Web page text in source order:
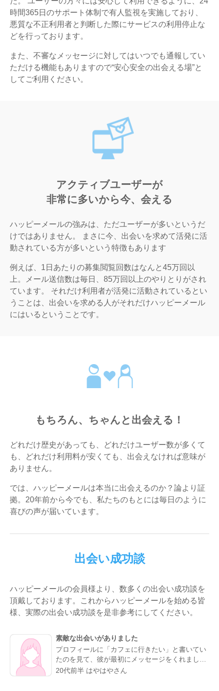
時間365日のサポート体制で有人監視を実施しており、
悪質な不正利用者と判断した際にサービスの利用停止な
どを行っております。
また、不審なメッセージに対してはいつでも通報してい
ただける機能もありますので“安心安全の出会える場”と
してご利用ください。
アクティブユーザーが
非常に多いから今、会える
ハッピーメールの強みは、ただユーザーが多いというだ
けではありません。 まさに今、出会いを求めて活発に活
動されている方が多いという特徴もあります
例えば、1日あたりの募集閲覧回数はなんと45万回以
上。メール送信数は毎日、85万回以上のやりとりがされ
ています。 それだけ利用者が活発に活動されているとい
うことは、出会いを求める人がそれだけハッピーメール
にはいるということです。
もちろん、ちゃんと出会える！
どれだけ歴史があっても、どれだけユーザー数が多くて
も、どれだけ利用料が安くても、出会えなければ意味が
ありません。
では、ハッピーメールは本当に出会えるのか？論より証
拠。20年前から今でも、私たちのもとには毎日のように
喜びの声が届いています。
出会い成功談
ハッピーメールの会員様より、数多くの出会い成功談を
頂戴しております。これからハッピーメールを始める皆
様、実際の出会い成功談を是非参考にしてください。
素敵な出会いがありました
プロフィールに「カフェに行きたい」と書いてい
たのを見て、彼が最初にメッセージをくれまし
た。やり取りしていく中で、彼がよく行くらしい
20代前半 はやはやさん